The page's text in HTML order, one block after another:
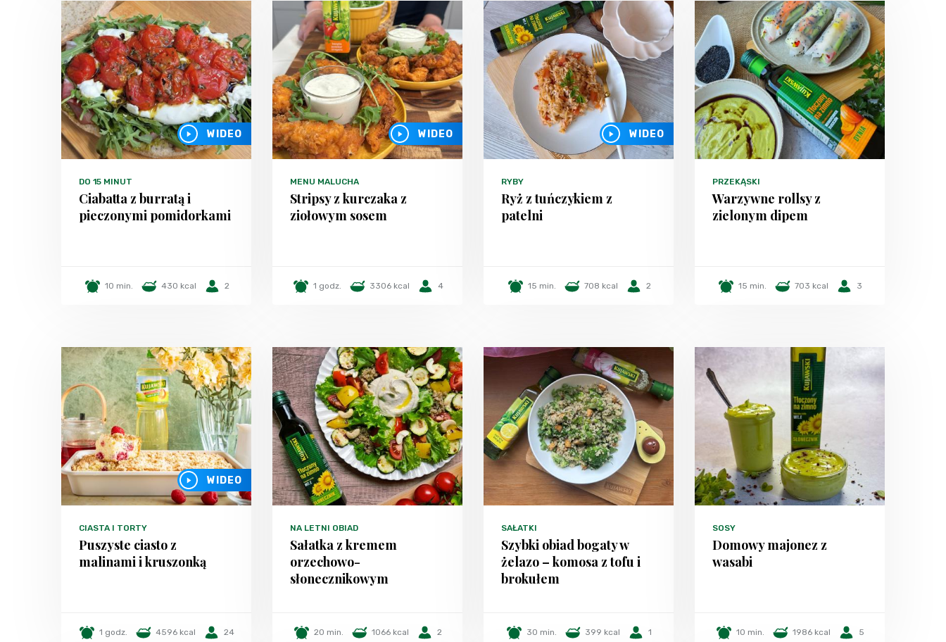
WIDEO
DO 15 MINUT
Ciabatta z burratą i
pieczonymi pomidorkami
10 min. 430 kcal 2
WIDEO
MENU MALUCHA
Stripsy z kurczaka z
ziołowym sosem
1 godz. 3306 kcal 4
WIDEO
RYBY
Ryż z tuńczykiem z
patelni
15 min. 708 kcal 2
PRZEKĄSKI
Warzywne rollsy z
zielonym dipem
15 min. 703 kcal 3
WIDEO
CIASTA I TORTY
Puszyste ciasto z
malinami i kruszonką
1 godz. 4596 kcal 24
NA LETNI OBIAD
Sałatka z kremem
orzechowo-
słonecznikowym
20 min. 1066 kcal 2
SAŁATKI
Szybki obiad bogaty w
żelazo – komosa z tofu i
brokułem
30 min. 399 kcal 1
SOSY
Domowy majonez z
wasabi
10 min. 1986 kcal 5